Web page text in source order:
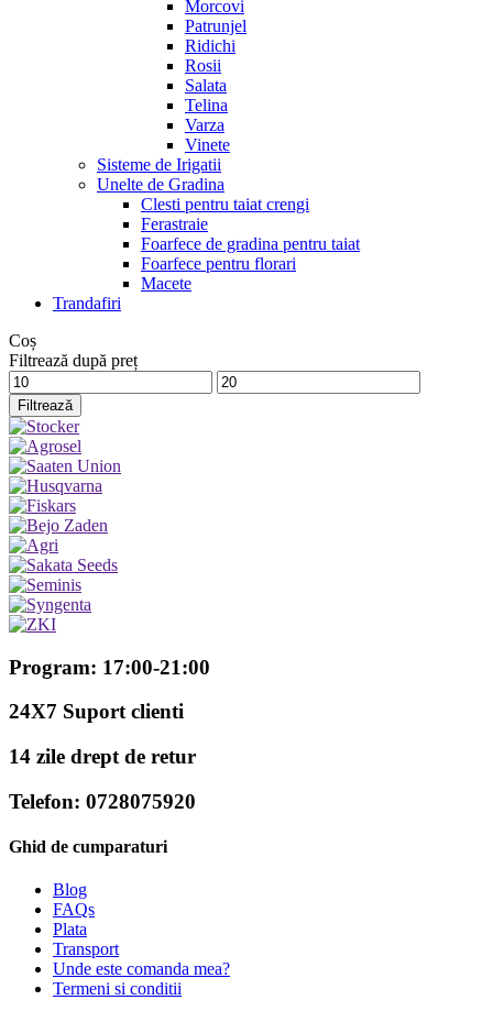
Morcovi
Patrunjel
Ridichi
Rosii
Salata
Telina
Varza
Vinete
Sisteme de Irigatii
Unelte de Gradina
Clesti pentru taiat crengi
Ferastraie
Foarfece de gradina pentru taiat
Foarfece pentru florari
Macete
Trandafiri
Coș
Filtrează după preț
Preț
minim
Preț
maxim
Filtrează
Program: 17:00-21:00
24X7 Suport clienti
14 zile drept de retur
Telefon: 0728075920
Ghid de cumparaturi
Blog
FAQs
Plata
Transport
Unde este comanda mea?
Termeni si conditii